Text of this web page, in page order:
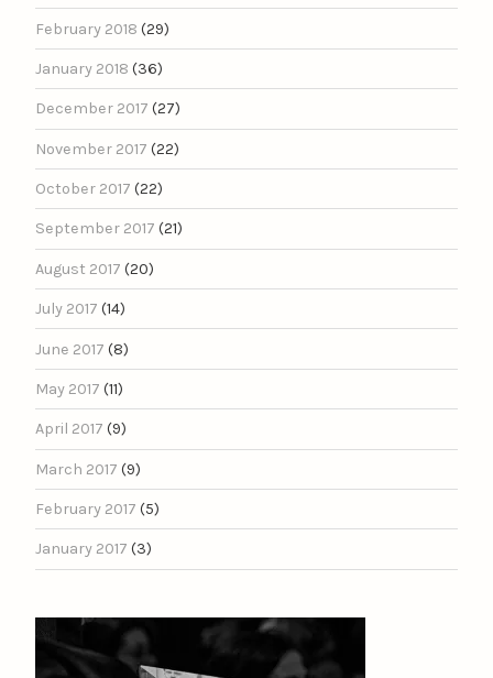
February 2018 (29)
January 2018 (36)
December 2017 (27)
November 2017 (22)
October 2017 (22)
September 2017 (21)
August 2017 (20)
July 2017 (14)
June 2017 (8)
May 2017 (11)
April 2017 (9)
March 2017 (9)
February 2017 (5)
January 2017 (3)